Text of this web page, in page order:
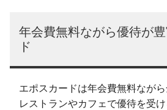
年会費無料ながら優待が
ド
エポスカードは年会費無料なが
レストランやカフェで優待を受け